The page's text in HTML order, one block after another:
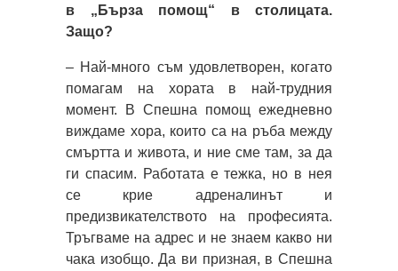
в „Бърза помощ“ в столицата.
Защо?
– Най-много съм удовлетворен, когато
помагам на хората в най-трудния
момент. В Спешна помощ ежедневно
виждаме хора, които са на ръба между
смъртта и живота, и ние сме там, за да
ги спасим. Работата е тежка, но в нея
се крие адреналинът и
предизвикателството на професията.
Тръгваме на адрес и не знаем какво ни
чака изобщо. Да ви призная, в Спешна